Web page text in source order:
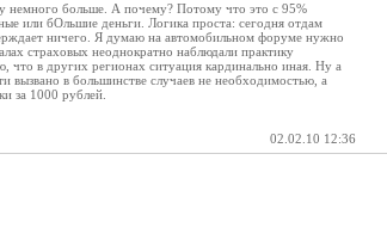
немного больше. А почему? Потому что это с 95%
или бОльшие деньги. Логика проста: сегодня отдам
ничего. Я думаю на автомобильном форуме нужно
страховых неоднократно наблюдали практику
что в других регионах ситуация кардинально иная. Ну а
вызвано в большинстве случаев не необходимостью, а
за 1000 рублей.
02.02.10 12:36